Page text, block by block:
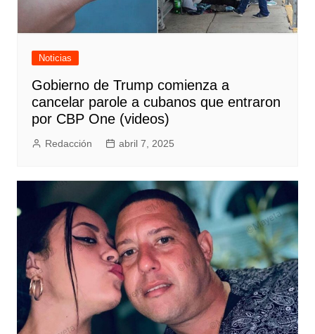
Noticias
Gobierno de Trump comienza a
cancelar parole a cubanos que entraron
por CBP One (videos)
Redacción abril 7, 2025